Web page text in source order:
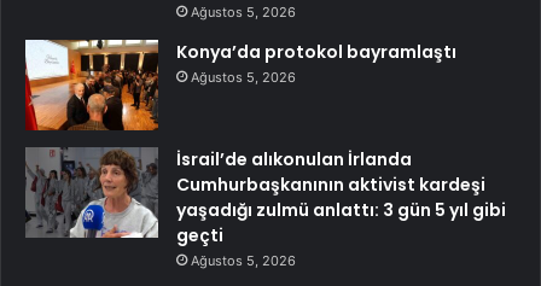
Ağustos 5, 2026
Konya’da protokol bayramlaştı
Ağustos 5, 2026
İsrail’de alıkonulan İrlanda
Cumhurbaşkanının aktivist kardeşi
yaşadığı zulmü anlattı: 3 gün 5 yıl gibi
geçti
Ağustos 5, 2026